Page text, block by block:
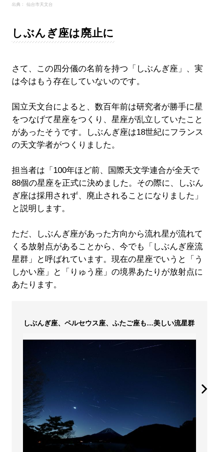
出典： 仙台市天文台
しぶんぎ座は廃止に
さて、この四分儀の名前を持つ「しぶんぎ座」、実
は今はもう存在していないのです。
国立天文台によると、数百年前は研究者が勝手に星
をつなげて星座をつくり、星座が乱立していたこと
があったそうです。しぶんぎ座は18世紀にフランス
の天文学者がつくりました。
担当者は「100年ほど前、国際天文学連合が全天で
88個の星座を正式に決めました。その際に、しぶん
ぎ座は採用されず、廃止されることになりました」
と説明します。
ただ、しぶんぎ座があった方向から流れ星が流れて
くる放射点があることから、今でも「しぶんぎ座流
星群」と呼ばれています。現在の星座でいうと「う
しかい座」と「りゅう座」の境界あたりが放射点に
あたります。
しぶんぎ座、ペルセウス座、ふたご座も…美しい流星群